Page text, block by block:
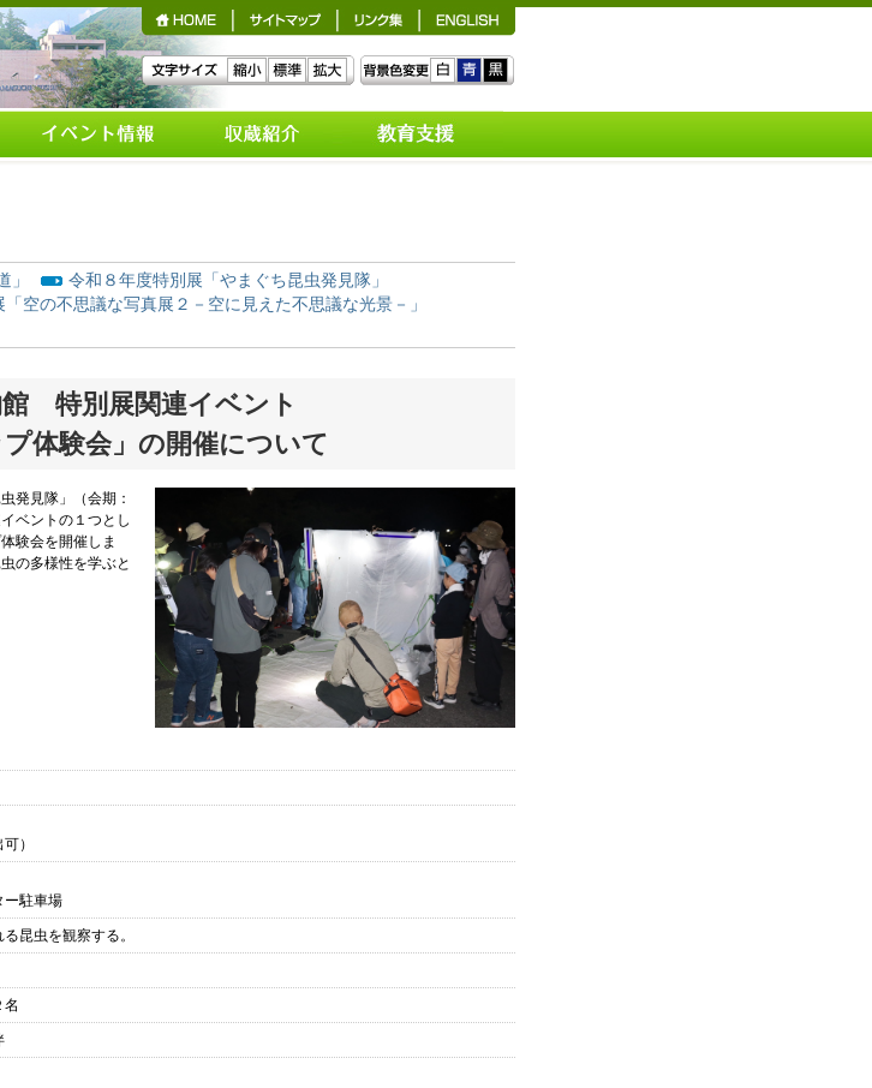
ーム
各種申込方法
」
令和８年度特別展「やまぐち昆虫発見隊」
空の不思議な写真展２－空に見えた不思議な光景－」
館 特別展関連イベント
プ体験会」の開催について
発見隊」（会期：
ベントの１つとし
験会を開催しま
の多様性を学ぶと
）
ー駐車場
昆虫を観察する。